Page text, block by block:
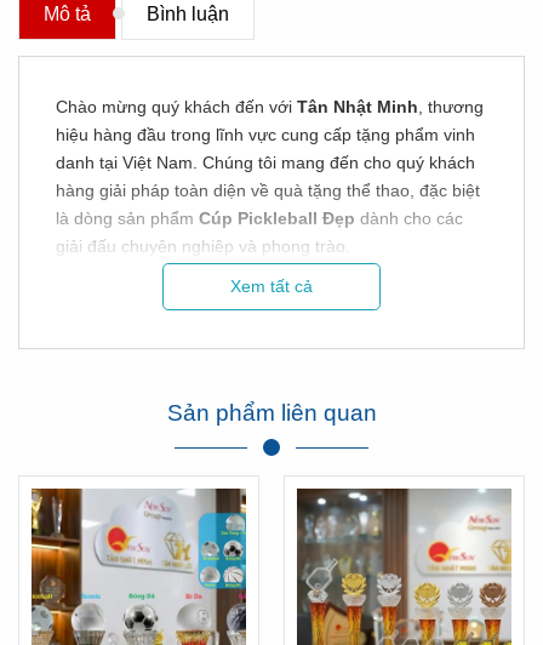
Mô tả Bình luận
Chào mừng quý khách đến với Tân Nhật Minh , thương
hiệu hàng đầu trong lĩnh vực cung cấp tặng phẩm vinh
danh tại Việt Nam. Chúng tôi mang đến cho quý khách
hàng giải pháp toàn diện về quà tặng thể thao, đặc biệt
là dòng sản phẩm Cúp Pickleball Đẹp dành cho các
giải đấu chuyên nghiệp và phong trào.
Tại Tân Nhật Minh, chúng tôi tự hào sở hữu cả hai thế
Pickleball Đẹptừ nước ngoài, vừa là xưởng sản xuất
đáp ứng mọi ngân sách và yêu cầu khắt khe của khách
Xem tất cả
Sản phẩm liên quan